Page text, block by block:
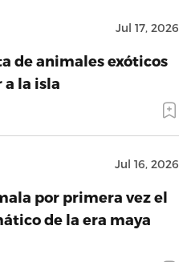
Jul 17, 2026
de animales exóticos
a la isla
Jul 16, 2026
por primera vez el
de la era maya